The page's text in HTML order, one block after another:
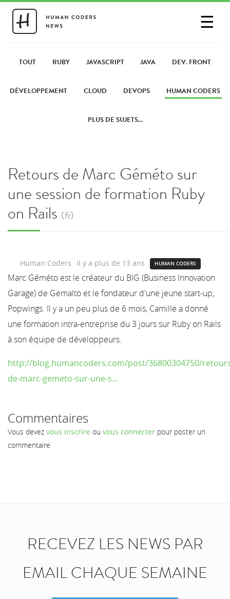
☰
PARTAGER UN LIEN
TOUT RUBY JAVASCRIPT JAVA DEV. FRONT
DÉVELOPPEMENT CLOUD DEVOPS HUMAN CODERS
PLUS DE SUJETS...
Retours de Marc Géméto sur
une session de formation Ruby
on Rails (fr)
Human Coders il y a plus de 13 ans HUMAN CODERS
Marc Géméto est le créateur du BIG (Business Innovation
Garage) de Gemalto et le fondateur d'une jeune start-up,
Popwings. Il y a un peu plus de 6 mois, Camille a donné
une formation intra-entreprise du 3 jours sur Ruby on Rails
à son équipe de développeurs.
http://blog.humancoders.com/post/36800304750/
de-marc-gemeto-sur-une-s...
Commentaires
Vous devez vous inscrire ou vous connecter pour poster un
commentaire
RECEVEZ LES NEWS PAR
EMAIL CHAQUE SEMAINE